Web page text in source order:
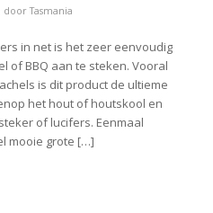
doorTasmania
in net is het zeer eenvoudig
of BBQ aan te steken. Vooral
is dit product de ultieme
het hout of houtskool en
of lucifers. Eenmaal
mooie grote […]